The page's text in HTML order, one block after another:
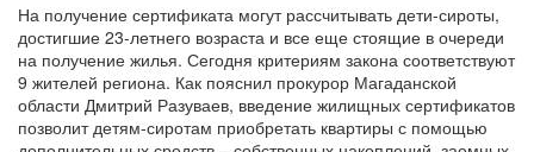
На получение сертификата могут рассчитывать дети-сироты,
достигшие 23-летнего возраста и все еще стоящие в очереди
на получение жилья. Сегодня критериям закона соответствуют
9 жителей региона. Как пояснил прокурор Магаданской
области Дмитрий Разуваев, введение жилищных сертификатов
позволит детям-сиротам приобретать квартиры с помощью